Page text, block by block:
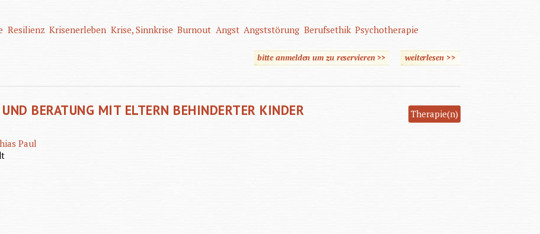
Resilienz Krisenerleben Krise, Sinnkrise Burnout Angst Angststörung Berufsethik Psychotherapie
bitte anmelden um zu reservieren >> weiterlesenüber Climate Emotions
>>
BERATUNG MIT ELTERN BEHINDERTER KINDER
Therapie(n)
Paul